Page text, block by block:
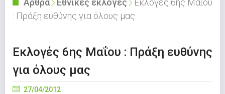
Άρθρα Εθνικές εκλογές
Εκλογές 6ης Μαΐου
: Πράξη ευθύνης για όλους μας
Εκλογές 6ης Μαΐου : Πράξη ευθύνης
για όλους μας
27/04/2012